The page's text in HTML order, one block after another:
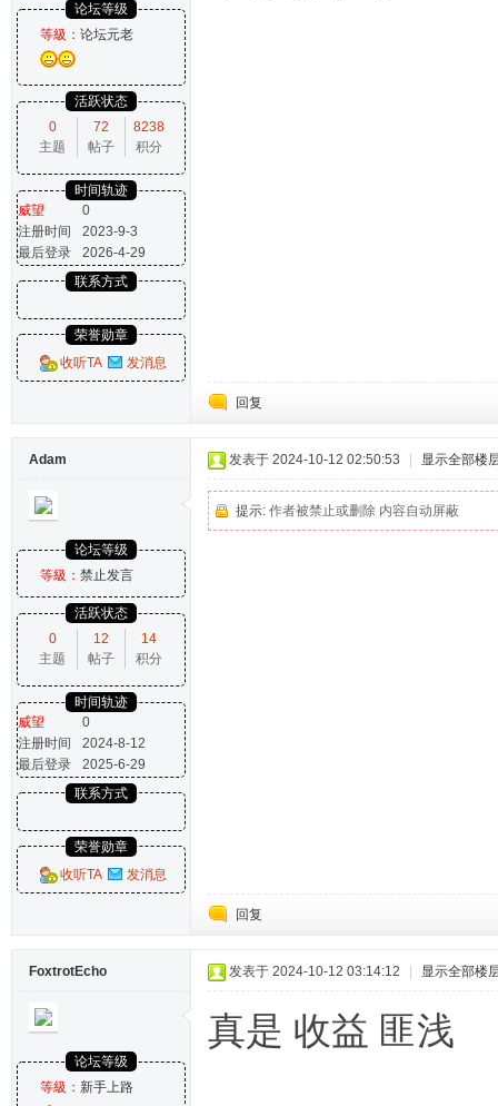
论坛等级
等級： 论坛元老
活跃状态
0
主题
72
帖子
8238
积分
时间轨迹
威望
0
注册时间
2023-9-3
最后登录
2026-4-29
联系方式
荣誉勋章
收听TA
发消息
回复
Adam
论坛等级
等級： 禁止发言
活跃状态
0
主题
12
帖子
14
积分
时间轨迹
威望
0
注册时间
2024-8-12
最后登录
2025-6-29
联系方式
荣誉勋章
收听TA
发消息
发表于 2024-10-12 02:50:53 显示全部楼
提示: 作者被禁止或删除 内容自动屏蔽
回复
FoxtrotEcho
论坛等级
等級： 新手上路
发表于 2024-10-12 03:14:12 显示全部楼
真是 收益 匪浅